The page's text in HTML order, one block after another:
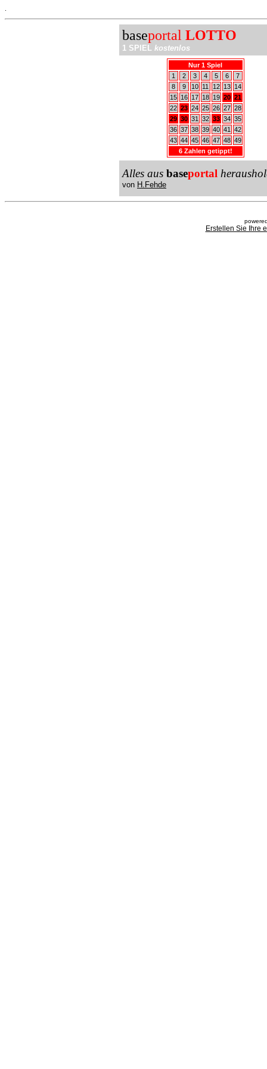
baseportal LOTTO
1 SPIEL kostenlos
Nur 1 Spiel
1
2 3 4 5 6
7
8
9 10 11 12 13
14
15
16 17 18 19 20 21
22 23 24 25 26 27 28
29 30 31 32 33 34 35
36 37 38 39 40 41
42
43 44 45 46 47 48 49
6 Zahlen getippt!
Alles aus baseportal
von H.Fehde
Erstellen Sie Ihre